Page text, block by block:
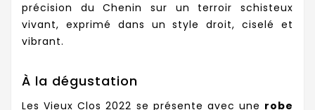
précision du Chenin sur un terroir schisteux
vivant, exprimé dans un style droit, ciselé et
vibrant.
À la dégustation
Les Vieux Clos 2022 se présente avec une robe